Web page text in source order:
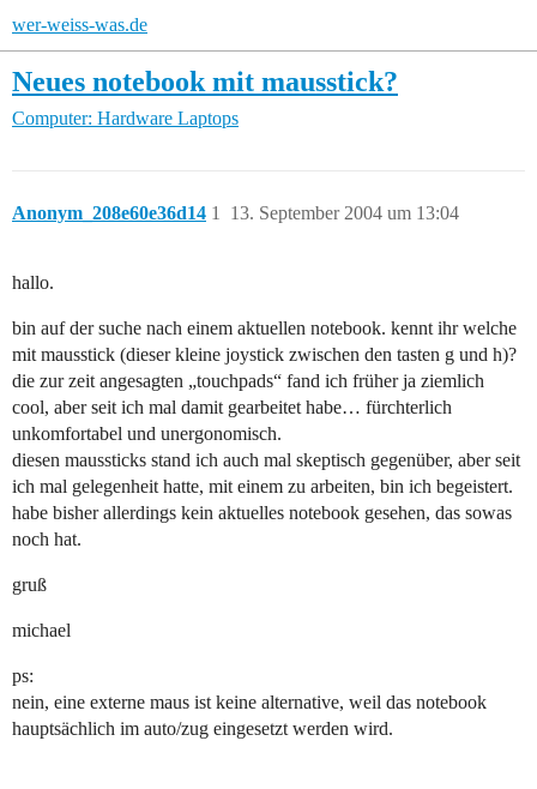
wer-weiss-was.de
Neues notebook mit mausstick?
Computer: Hardware Laptops
Anonym_208e60e36d14 13. September 2004 um 13:04
1
hallo.
bin auf der suche nach einem aktuellen notebook. kennt ihr welche
mit mausstick (dieser kleine joystick zwischen den tasten g und h)?
die zur zeit angesagten „touchpads“ fand ich früher ja ziemlich
cool, aber seit ich mal damit gearbeitet habe… fürchterlich
unkomfortabel und unergonomisch.
diesen maussticks stand ich auch mal skeptisch gegenüber, aber seit
ich mal gelegenheit hatte, mit einem zu arbeiten, bin ich begeistert.
habe bisher allerdings kein aktuelles notebook gesehen, das sowas
noch hat.
gruß
michael
ps:
nein, eine externe maus ist keine alternative, weil das notebook
hauptsächlich im auto/zug eingesetzt werden wird.